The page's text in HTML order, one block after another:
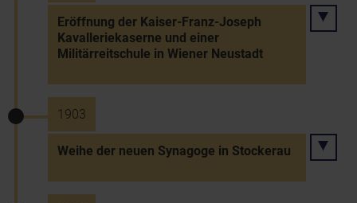
Eröffnung der Kaiser-Franz-Joseph
Kavalleriekaserne und einer
Militärreitschule in Wiener Neustadt
1903
Weihe der neuen Synagoge in Stockerau